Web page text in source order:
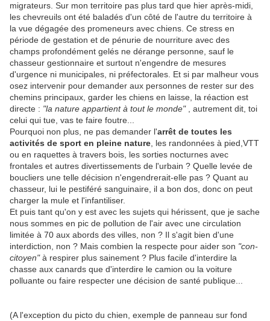
migrateurs. Sur mon territoire pas plus tard que hier après-midi,
les chevreuils ont été baladés d'un côté de l'autre du territoire à
la vue dégagée des promeneurs avec chiens. Ce stress en
période de gestation et de pénurie de nourriture avec des
champs profondément gelés ne dérange personne, sauf le
chasseur gestionnaire et surtout n'engendre de mesures
d'urgence ni municipales, ni préfectorales. Et si par malheur vous
osez intervenir pour demander aux personnes de rester sur des
chemins principaux, garder les chiens en laisse, la réaction est
directe : "la nature appartient à tout le monde", autrement dit, toi
celui qui tue, vas te faire foutre...
Pourquoi non plus, ne pas demander l'arrêt de toutes les
activités de sport en pleine nature , les randonnées à pied,VTT
ou en raquettes à travers bois, les sorties nocturnes avec
frontales et autres divertissements de l'urbain ? Quelle levée de
boucliers une telle décision n'engendrerait-elle pas ? Quant au
chasseur, lui le pestiféré sanguinaire, il a bon dos, donc on peut
charger la mule et l'infantiliser.
Et puis tant qu'on y est avec les sujets qui hérissent, que je sache
nous sommes en pic de pollution de l'air avec une circulation
limitée à 70 aux abords des villes, non ? Il s'agit bien d'une
interdiction, non ? Mais combien la respecte pour aider son "con-
citoyen"à respirer plus sainement ? Plus facile d'interdire la
chasse aux canards que d'interdire le camion ou la voiture
polluante ou faire respecter une décision de santé publique...
(A l'exception du picto du chien, exemple de panneau sur fond